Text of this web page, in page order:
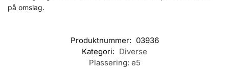
på omslag.
Produktnummer: 03936
Kategori: Diverse
Plassering: e5